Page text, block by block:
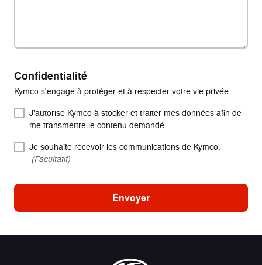
Confidentialité
Kymco s'engage à protéger et à respecter votre vie privée.
J'autorise Kymco à stocker et traiter mes données afin de
me transmettre le contenu demandé.
Je souhaite recevoir les communications de Kymco.
(Facultatif)
Envoyer